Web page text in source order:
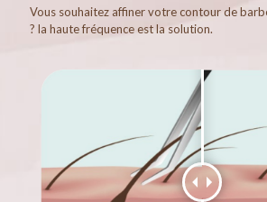
Vous souhaitez affiner votre contour de
? la haute fréquence est la solution.